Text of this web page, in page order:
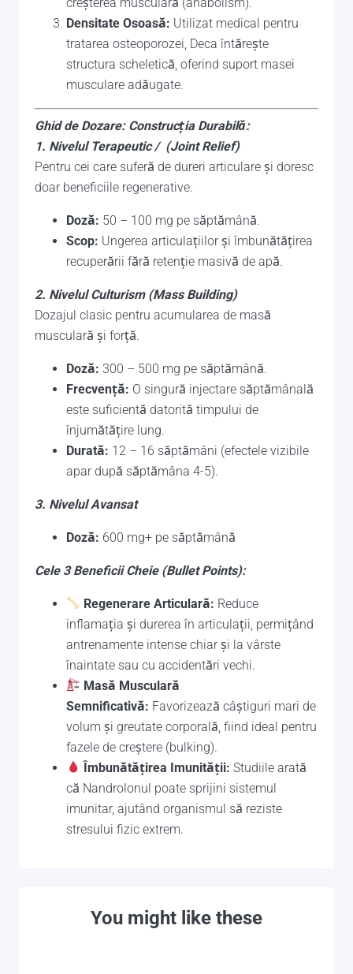
Densitate Osoasă: Utilizat medical pentru
tratarea osteoporozei, Deca întărește
structura scheletică, oferind suport masei
musculare adăugate.
Ghid de Dozare: Construcția Durabilă:
1. Nivelul Terapeutic / (Joint Relief)
Pentru cei care suferă de dureri articulare și doresc
doar beneficiile regenerative.
Doză: 50 – 100 mg pe săptămână.
Scop: Ungerea articulațiilor și îmbunătățirea
recuperării fără retenție masivă de apă.
2. Nivelul Culturism (Mass Building)
Dozajul clasic pentru acumularea de masă
musculară și forță.
Doză: 300 – 500 mg pe săptămână.
Frecvență: O singură injectare săptămânală
este suficientă datorită timpului de
înjumătățire lung.
Durată: 12 – 16 săptămâni (efectele vizibile
apar după săptămâna 4-5).
3. Nivelul Avansat
Doză: 600 mg+ pe săptămână
Cele 3 Beneficii Cheie (Bullet Points):
Regenerare Articulară: Reduce
inflamația și durerea în articulații, permițând
antrenamente intense chiar și la vârste
înaintate sau cu accidentări vechi.
Masă Musculară
Semnificativă: Favorizează câștiguri mari de
volum și greutate corporală, fiind ideal pentru
fazele de creștere (bulking).
Îmbunătățirea Imunității: Studiile arată
că Nandrolonul poate sprijini sistemul
imunitar, ajutând organismul să reziste
stresului fizic extrem.
You might like these